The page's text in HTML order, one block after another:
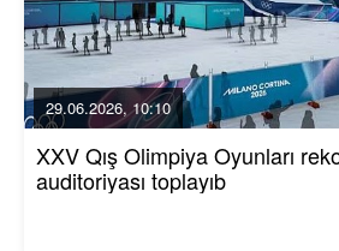
29.06.2026, 10:10
XXV Qış Olimpiya Oyunları
auditoriyası toplayıb